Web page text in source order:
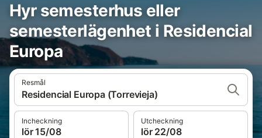
Hyr semesterhus eller
semesterlägenhet i Residencial
Europa
Resmål
Residencial Europa (Torrevieja)
Incheckning
lör 15/08
Utcheckning
lör 22/08